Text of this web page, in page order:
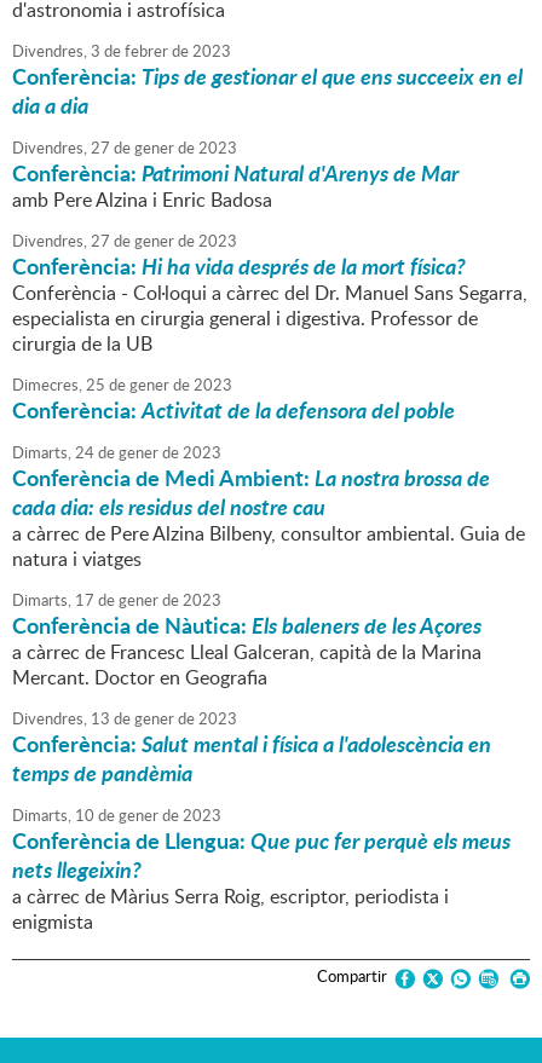
d'astronomia i astrofísica
Divendres,3 defebrerde2023
Conferència: Tips de gestionar el que ens succeeix en el
dia a dia
Divendres,27 degenerde2023
Conferència:Patrimoni Natural d'Arenys de Mar
amb Pere Alzina i Enric Badosa
Divendres,27 degenerde2023
Conferència:Hi ha vida després de la mort física?
Conferència - Col·loqui a càrrec del Dr. Manuel Sans Segarra,
especialista en cirurgia general i digestiva. Professor de
cirurgia de la UB
Dimecres,25 degenerde2023
Conferència:Activitat de la defensora del poble
Dimarts,24degenerde2023
Conferència de Medi Ambient:La nostra brossa de
cada dia: els residus del nostre cau
a càrrec de Pere Alzina Bilbeny, consultor ambiental. Guia de
natura i viatges
Dimarts, 17 degenerde2023
Conferència de Nàutica:Els baleners de les Açores
a càrrec de Francesc Lleal Galceran, capità de la Marina
Mercant. Doctor en Geografia
Divendres, 13 degenerde2023
Conferència:Salut mental i física a l'adolescència en
temps de pandèmia
Dimarts, 10 degenerde2023
Conferència de Llengua:Que puc fer perquè els meus
nets llegeixin?
a càrrec de Màrius Serra Roig, escriptor, periodista i
enigmista
Compartir